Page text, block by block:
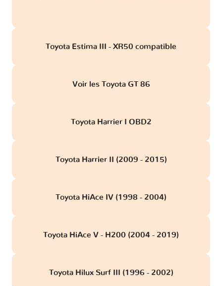
Toyota Estima III - XR50 compatible
Voir les Toyota GT 86
Toyota Harrier I OBD2
Toyota Harrier II (2009 - 2015)
Toyota HiAce IV (1998 - 2004)
Toyota HiAce V - H200 (2004 - 2019)
Toyota Hilux Surf III (1996 - 2002)